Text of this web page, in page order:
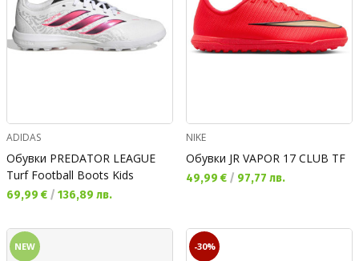
ADIDAS
Обувки PREDATOR LEAGUE
Turf Football Boots Kids
Текуща цена:
69,99 € / 136,89 лв.
NIKE
Обувки JR VAPOR 17 CLUB TF
Текуща цена:
49,99 € / 97,77 лв.
NEW -30%